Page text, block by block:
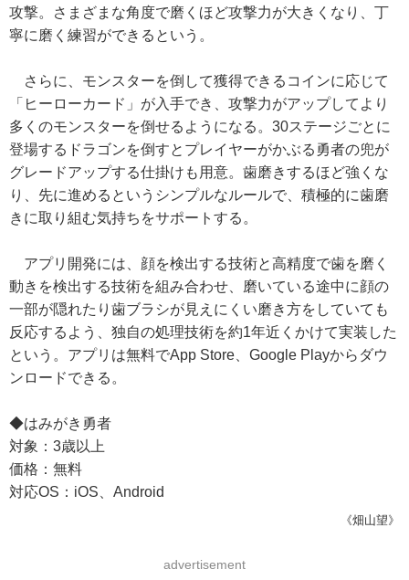
攻撃。さまざまな角度で磨くほど攻撃力が大きくなり、丁
寧に磨く練習ができるという。
さらに、モンスターを倒して獲得できるコインに応じて
「ヒーローカード」が入手でき、攻撃力がアップしてより
多くのモンスターを倒せるようになる。30ステージごとに
登場するドラゴンを倒すとプレイヤーがかぶる勇者の兜が
グレードアップする仕掛けも用意。歯磨きするほど強くな
り、先に進めるというシンプルなルールで、積極的に歯磨
きに取り組む気持ちをサポートする。
アプリ開発には、顔を検出する技術と高精度で歯を磨く
動きを検出する技術を組み合わせ、磨いている途中に顔の
一部が隠れたり歯ブラシが見えにくい磨き方をしていても
反応するよう、独自の処理技術を約1年近くかけて実装した
という。アプリは無料でApp Store、Google Playからダウ
ンロードできる。
◆はみがき勇者
対象：3歳以上
価格：無料
対応OS：iOS、Android
《畑山望》
advertisement